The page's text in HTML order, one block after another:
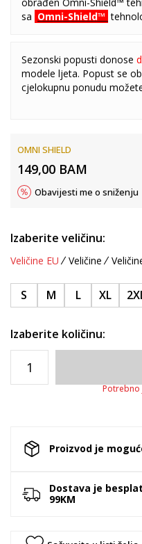
sa Omni-Shield™
Sezonski popusti donose
modele ljeta. Popust se
cjelokupnu ponudu
OMNI SHIELD
149,00 BAM
Obavijesti me o sniženju
Izaberite veličinu:
Veličine EU Veličine
S M L XL
Izaberite količinu:
Potrebno
Proizvod je
Dostava je
99KM